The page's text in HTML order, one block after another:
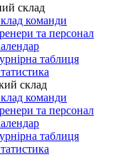
склад
команди
та персонал
таблиця
склад
команди
та персонал
таблиця